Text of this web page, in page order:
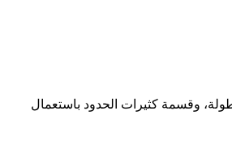
وقسمة كثيرات الحدود باستعمال